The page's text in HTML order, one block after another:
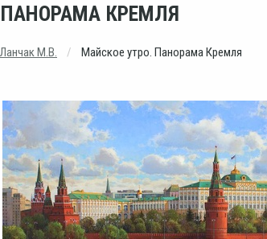
КРЕМЛЯ
Ланчак М.В. Майское утро. Панорама Кремля